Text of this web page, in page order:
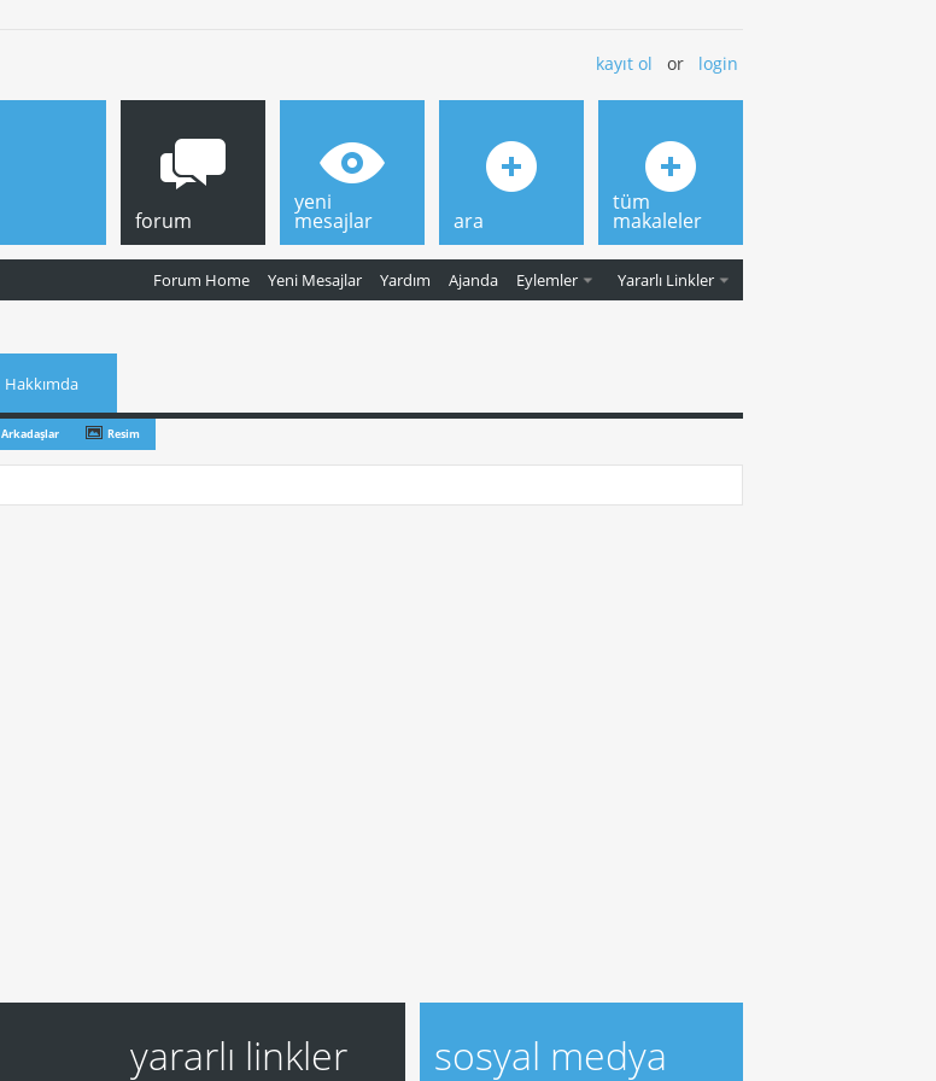
kayıt ol or login
forum
Forum Home Yeni Mesajlar Yardım Ajanda Eylemler Yararlı Linkler
yeni
mesajlar ara
tüm
makaleler
Hakkımda
Arkadaşlar Resim
yararlı linkler
sosyal medya